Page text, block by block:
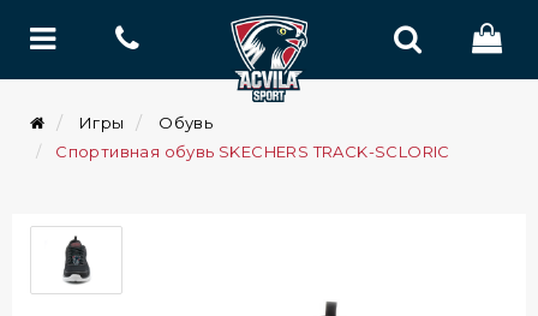
Игры
Обувь
Спортивная обувь SKECHERS TRACK-SCLORIC